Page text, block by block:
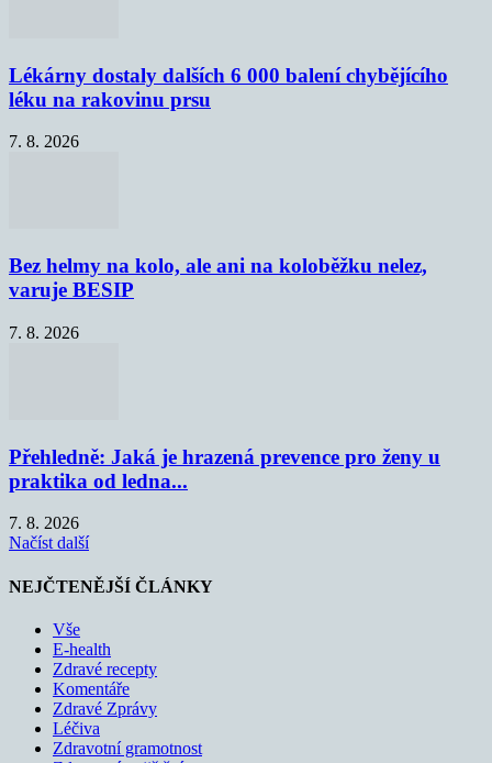
Lékárny dostaly dalších 6 000 balení chybějícího
léku na rakovinu prsu
7. 8. 2026
Bez helmy na kolo, ale ani na koloběžku nelez,
varuje BESIP
7. 8. 2026
Přehledně: Jaká je hrazená prevence pro ženy u
praktika od ledna...
7. 8. 2026
Načíst další
NEJČTENĚJŠÍ ČLÁNKY
Vše
E-health
Zdravé recepty
Komentáře
Zdravé Zprávy
Léčiva
Zdravotní gramotnost